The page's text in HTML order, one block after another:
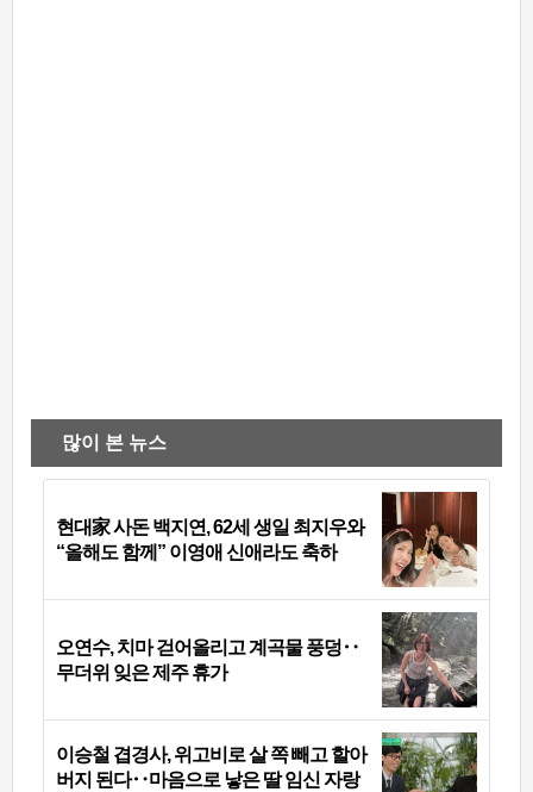
많이 본 뉴스
현대家 사돈 백지연, 62세 생일 최지우와
“올해도 함께” 이영애 신애라도 축하
오연수, 치마 걷어올리고 계곡물 풍덩‥
무더위 잊은 제주 휴가
이승철 겹경사, 위고비로 살 쪽 빼고 할아
버지 된다‥마음으로 낳은 딸 임신 자랑